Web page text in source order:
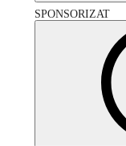
SPONSORIZAT